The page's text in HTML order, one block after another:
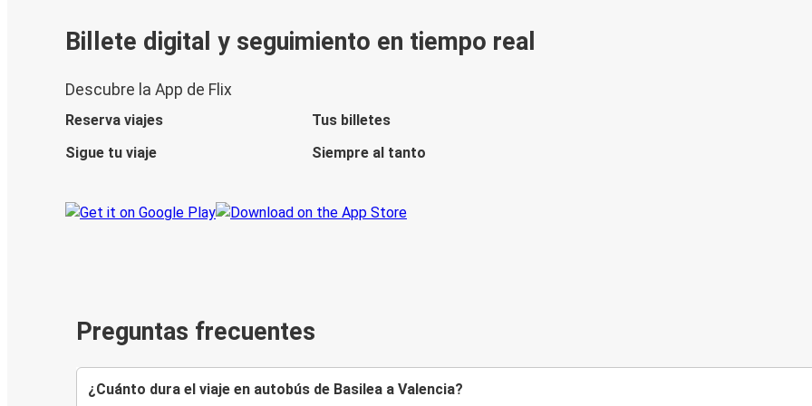
Billete digital y seguimiento en tiempo real
Descubre la App de Flix
Reserva viajes
Tus billetes
Sigue tu viaje
Siempre al tanto
Preguntas frecuentes
¿Cuánto dura el viaje en autobús de Basilea a Valencia?